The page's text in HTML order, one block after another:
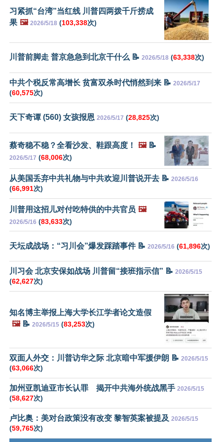
习紧抓“台湾”当红线 川普四两拨千斤捞成
果 🖼️ 2026/5/18 (103,338次)
川普前脚走 普京急急到北京干什么 📝 2026/5/18 (63,338次)
中共个税反常高增长 贫富双杀时代悄然到来 📝 2026/5/17
(60,575次)
天下奇谭 (560) 女孩报恩 2026/5/17 (28,825次)
蔡奇稳不稳？全看沙发、鞋跟高度！ 🖼️📝
2026/5/17 (68,006次)
从美国丢弃中共礼物与中共欢迎川普说开去 📝 2026/5/16
(66,991次)
川普用这招儿对付吃特供的中共官员 🖼️
2026/5/16 (83,633次)
天坛成战场：“习川会”爆发踩踏事件 📝 2026/5/16 (61,896次)
川习会 北京安保如战场 川普留“接班指示信” 📝 2026/5/15
(62,627次)
知名博主举报上海大学长江学者论文造假
🖼️📝 2026/5/15 (83,253次)
双面人外交：川普访华之际 北京暗中军援伊朗 📝 2026/5/15
(63,066次)
加州亚凯迪亚市长认罪 揭开中共海外统战黑手 2026/5/15
(58,627次)
卢比奥：美对台政策没有改变 黎智英案被提及 2026/5/15
(59,765次)